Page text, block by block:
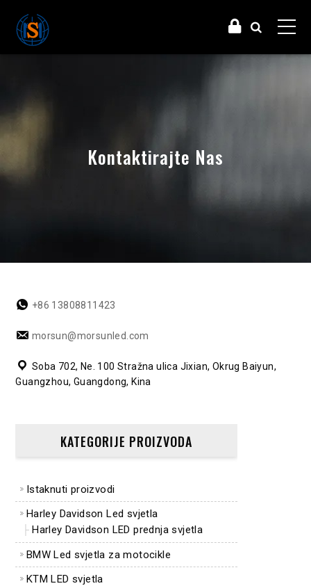
Kontaktirajte Nas
+86 13808811423
morsun@morsunled.com
Soba 702, Ne. 100 Stražna ulica Jixian, Okrug Baiyun,
Guangzhou, Guangdong, Kina
KATEGORIJE PROIZVODA
Istaknuti proizvodi
Harley Davidson Led svjetla
Harley Davidson LED prednja svjetla
BMW Led svjetla za motocikle
KTM LED svjetla